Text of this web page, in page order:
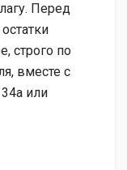
Перед
строго по
вместе с
или